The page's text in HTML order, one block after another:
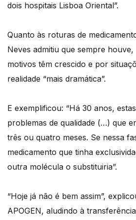
dois hospitais Lisboa Oriental”.
Quanto às roturas de
Neves admitiu que sempre
motivos têm crescido e por
realidade “mais dramática”.
E exemplificou: “Há 30 anos,
problemas de qualidade (…) que
três ou quatro meses. Se nessa
medicamento que tinha
outra molécula o substituiria”.
“Hoje já não é bem assim”,
APOGEN, aludindo à